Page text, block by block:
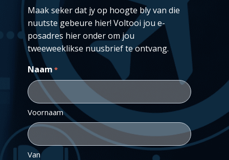
Maak seker dat jy op hoogte bly van die
nuutste gebeure hier! Voltooi jou e-
posadres hier onder om jou
tweeweeklikse nuusbrief te ontvang.
Naam *
Voornaam
Van